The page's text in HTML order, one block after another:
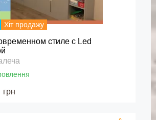
Хіт продажу
стиле с Led
грн